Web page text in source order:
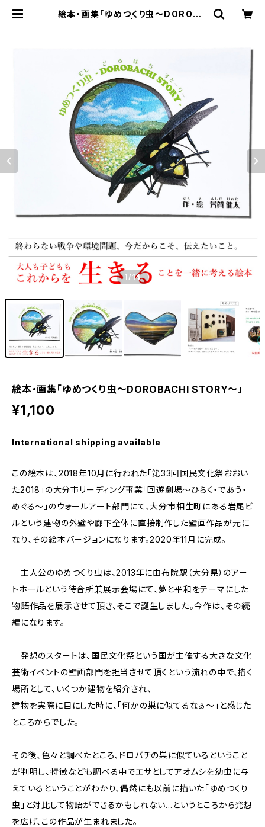
絵本・画集「ゆめつくり虫～DOROBA
1 /14
絵本・画集「ゆめつくり虫～DOROBACHI STORY～」
¥1,100
International shipping available
この絵本は、2018年10月に行われた「第33回国民文化祭おおい
た2018」の大分市リーディング事業「回遊劇場～ひらく・であう・
めぐる～」のウォールアート部門にて、大分市相生町にある岩尾ビ
ルという建物の外壁や廊下全体に直接制作した壁画作品が元に
なり、その絵本バージョンになります。2020年11月に完成。
主人公のゆめつくり虫は、2013年に由布院駅（大分県）のアー
トホールという待合所兼展示会場にて、夢と平和をテーマにした
物語作品を展示させて頂き、そこで誕生しました。今作は、その続
編になります。
発想のスタートは、国民文化祭という国が主催する大きな文化
芸術イベントの壁画部門を担当させて頂くという流れの中で、描く
場所として、いくつか建物を紹介され、
建物を実際に目にした時に、「何かの巣に似てるなぁ～」と感じた
ところからでした。
その後、色々と調べたところ、ドロバチの巣に似ているということ
が判明し、特徴なども調べる中でエサとしてアオムシを幼虫に与
えているということがわかり、偶然にも以前に描いた「ゆめつくり
虫」と対比して物語ができるかもしれない…というところから発想
を広げ、この作品が生まれました。